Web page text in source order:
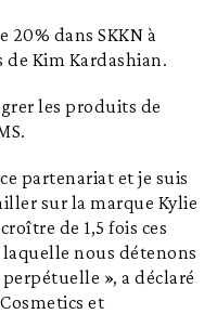
dans SKKN à
de Kim Kardashian.
les produits de
partenariat et je suis
sur la marque Kylie
de 1,5 fois ces
nous détenons
», a déclaré
et